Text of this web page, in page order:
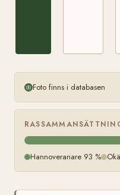
Foto finns i databasen
Hannoveranare 93 %